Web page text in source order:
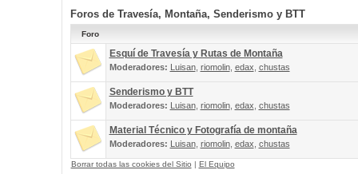
Foros de Travesía, Montaña, Senderismo y BTT
Foro
Esquí de Travesía y Rutas de Montaña
Moderadores: Luisan, riomolin, edax chustas
Senderismo y BTT
Moderadores: Luisan, riomolin, edax chustas
Material Técnico y Fotografía de montaña
Moderadores: Luisan, riomolin, edax chustas
Borrar todas las cookies del Sitio | El Equipo